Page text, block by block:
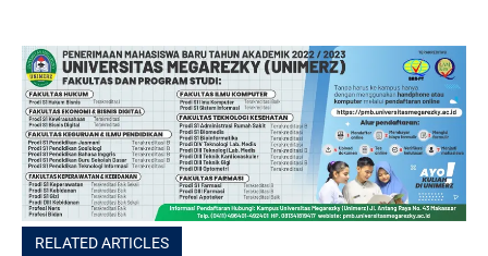
RELATED ARTICLES